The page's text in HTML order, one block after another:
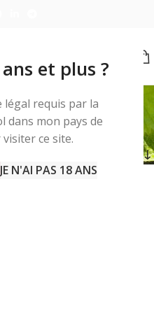
et plus ?
légal requis par la
dans mon pays de
ce site.
JE N'AI PAS 18 ANS
Voici le seul résultat